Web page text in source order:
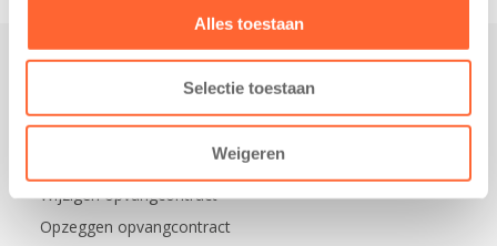
Alles toestaan
Selectie toestaan
Weigeren
Werken bij Kids First
Wijzigen opvangcontract
Opzeggen opvangcontract